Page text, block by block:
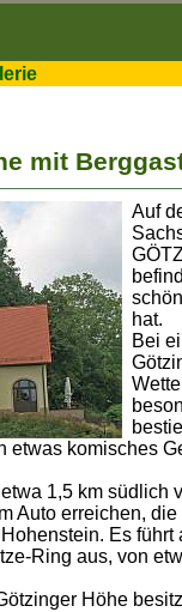
mit
Auf
hat.
Bei
etwas komisches
1,5 km südlich
Auto erreichen,
Es
Ring aus, von
Höhe